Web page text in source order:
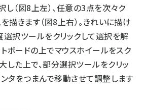
（図8上左）、任意の3点を次々ク
描きます（図8上右）。きれいに描け
選択ツールをクリックして選択を解
トボードの上でマウスホイールをスク
した上で、部分選択ツールをクリッ
ンタをつまんで移動させて調整します